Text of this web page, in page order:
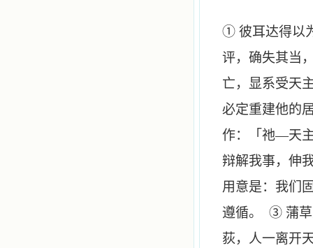
① 彼耳达得以
评，确失其当
亡，显系受天
必定重建他的
作：「祂—天
辩解我事，伸
用意是：我们
遵循。 ③ 蒲草
荻，人一离开